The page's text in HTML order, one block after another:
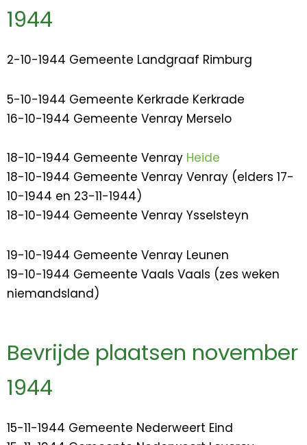
1944
2-10-1944 Gemeente Landgraaf Rimburg
5-10-1944 Gemeente Kerkrade Kerkrade
16-10-1944 Gemeente Venray Merselo
18-10-1944 Gemeente Venray Heide
18-10-1944 Gemeente Venray Venray (elders 17-
10-1944 en 23-11-1944)
18-10-1944 Gemeente Venray Ysselsteyn
19-10-1944 Gemeente Venray Leunen
19-10-1944 Gemeente Vaals Vaals (zes weken
niemandsland)
Bevrijde plaatsen november
1944
15-11-1944 Gemeente Nederweert Eind